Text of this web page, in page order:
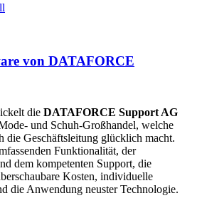
von DATAFORCE
die DATAFORCE Support AG
und Schuh-Großhandel, welche
die Geschäftsleitung glücklich macht.
Funktionalität, der
dem kompetenten Support, die
Kosten, individuelle
die Anwendung neuster Technologie.